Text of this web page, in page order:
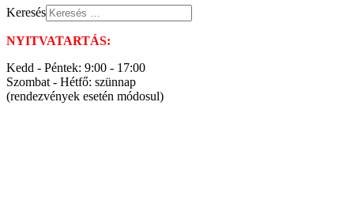
Keresés
NYITVATARTÁS:
Kedd - Péntek: 9:00 - 17:00
Szombat - Hétfő: szünnap
(rendezvények esetén módosul)